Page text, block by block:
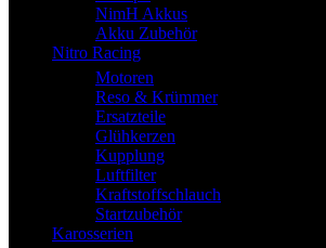
NimH Akkus
Akku Zubehör
Nitro Racing
Motoren
Reso & Krümmer
Ersatzteile
Glühkerzen
Kupplung
Luftfilter
Kraftstoffschlauch
Startzubehör
Karosserien